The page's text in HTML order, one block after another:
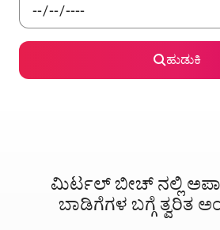
ಹುಡುಕಿ
ಮಿರ್ಟಲ್ ಬೀಚ್ ನಲ್ಲಿ
ಬಾಡಿಗೆಗಳ ಬಗ್ಗೆ ತ್ವರಿತ